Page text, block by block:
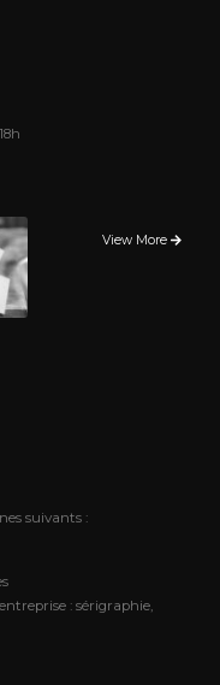
View More
suivants :
: sérigraphie,